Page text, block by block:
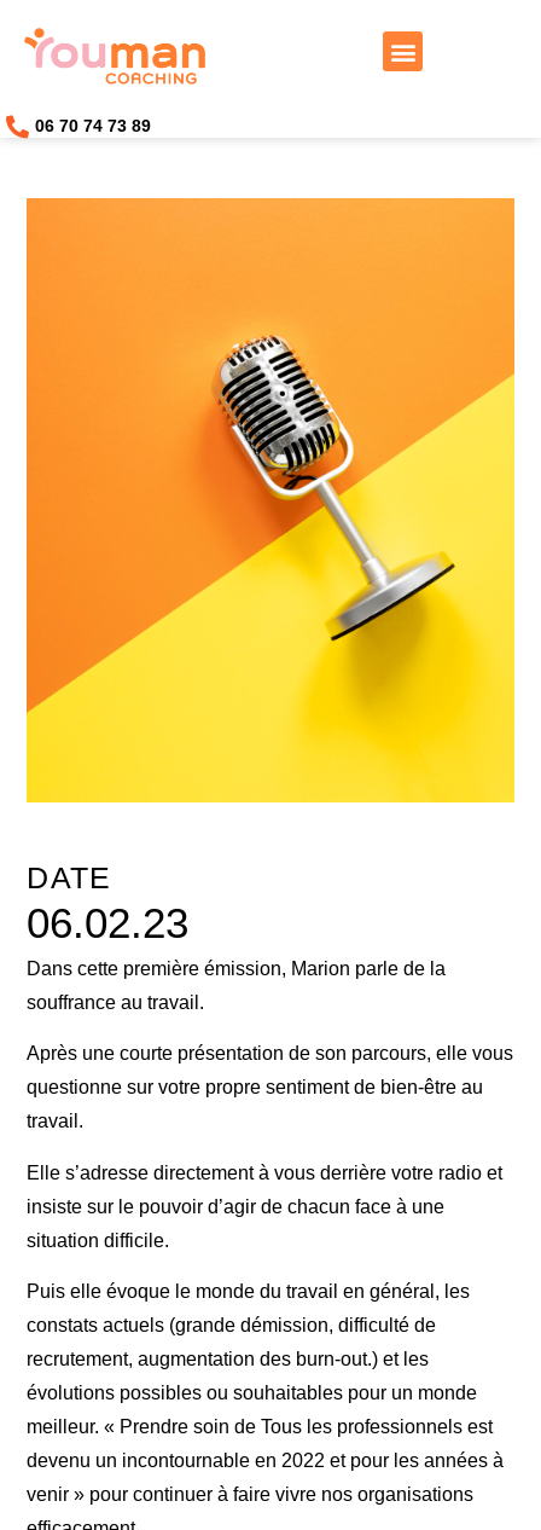
06 70 74 73 89
DATE
06.02.23
Dans cette première émission, Marion parle de la
souffrance au travail.
Après une courte présentation de son parcours, elle vous
questionne sur votre propre sentiment de bien-être au
travail.
Elle s’adresse directement à vous derrière votre radio et
insiste sur le pouvoir d’agir de chacun face à une
situation difficile.
Puis elle évoque le monde du travail en général, les
constats actuels (grande démission, difficulté de
recrutement, augmentation des burn-out.) et les
évolutions possibles ou souhaitables pour un monde
meilleur. « Prendre soin de Tous les professionnels est
devenu un incontournable en 2022 et pour les années à
venir » pour continuer à faire vivre nos organisations